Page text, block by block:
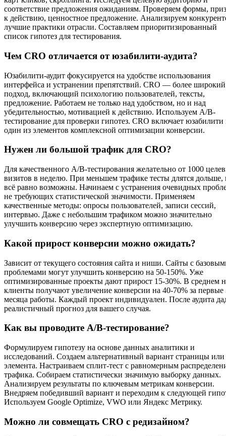
соответствие предложения ожиданиям. Проверяем формы,
к действию, ценностное предложение. Анализируем
лучшие практики отрасли. Составляем приоритизированный
список гипотез для тестирования.
Чем CRO отличается от юзабилити-аудита?
Юзабилити-аудит фокусируется на удобстве использования
интерфейса и устранении препятствий. CRO — более широкий
подход, включающий психологию пользователей, тексты,
предложение. Работаем не только над удобством, но и над
убедительностью, мотивацией к действию. Используем A/B-
тестирование для проверки гипотез. CRO включает юзабилити
один из элементов комплексной оптимизации конверсии.
Нужен ли большой трафик для CRO?
Для качественного A/B-тестирования желательно от 1000
визитов в неделю. При меньшем трафике тесты длятся дольше,
всё равно возможны. Начинаем с устранения очевидных
не требующих статистической значимости. Применяем
качественные методы: опросы пользователей, записи сессий,
интервью. Даже с небольшим трафиком можно значительно
улучшить конверсию через экспертную оптимизацию.
Какой прирост конверсии можно ожидать?
Зависит от текущего состояния сайта и ниши. Сайты с
проблемами могут улучшить конверсию на 50-150%. Уже
оптимизированные проекты дают прирост 15-30%. В среднем
клиенты получают увеличение конверсии на 40-70% за первые
месяца работы. Каждый проект индивидуален. После аудита
реалистичный прогноз для вашего случая.
Как вы проводите A/B-тестирование?
Формулируем гипотезу на основе данных аналитики и
исследований. Создаем альтернативный вариант страницы или
элемента. Настраиваем сплит-тест с равномерным
трафика. Собираем статистически значимую выборку данных.
Анализируем результаты по ключевым метрикам конверсии.
Внедряем победивший вариант и переходим к следующей
Используем Google Optimize, VWO или Яндекс Метрику.
Можно ли совмещать CRO с редизайном?